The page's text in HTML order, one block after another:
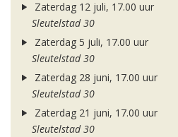
Zaterdag 12 juli, 17.00 uur
Sleutelstad 30
Zaterdag 5 juli, 17.00 uur
Sleutelstad 30
Zaterdag 28 juni, 17.00 uur
Sleutelstad 30
Zaterdag 21 juni, 17.00 uur
Sleutelstad 30